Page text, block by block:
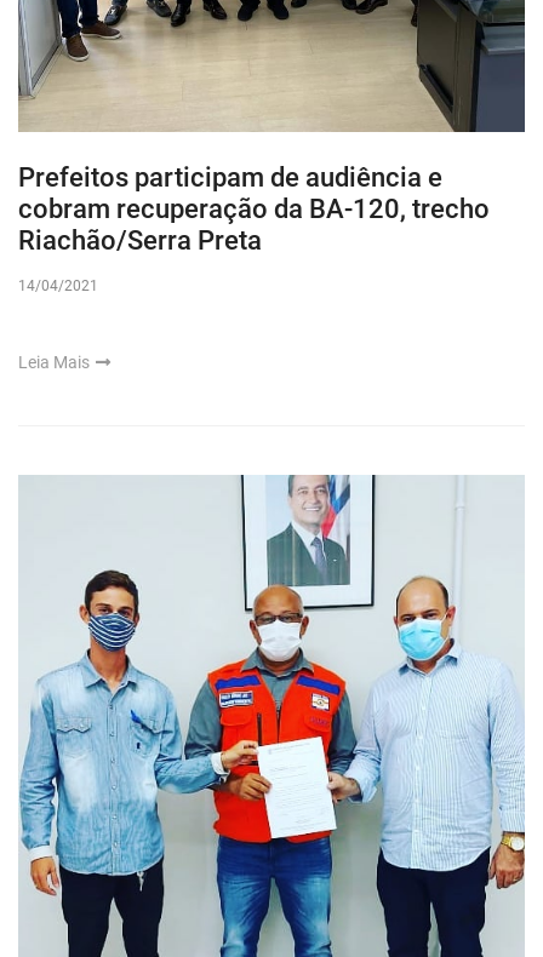
Prefeitos participam de audiência e
cobram recuperação da BA-120, trecho
Riachão/Serra Preta
14/04/2021
Leia Mais